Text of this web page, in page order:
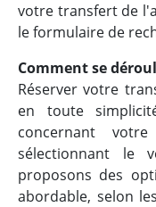
votre transfert de
le formulaire de
Comment se
Réserver votre
en toute
concernant
sélectionnant le
proposons des
abordable, selon